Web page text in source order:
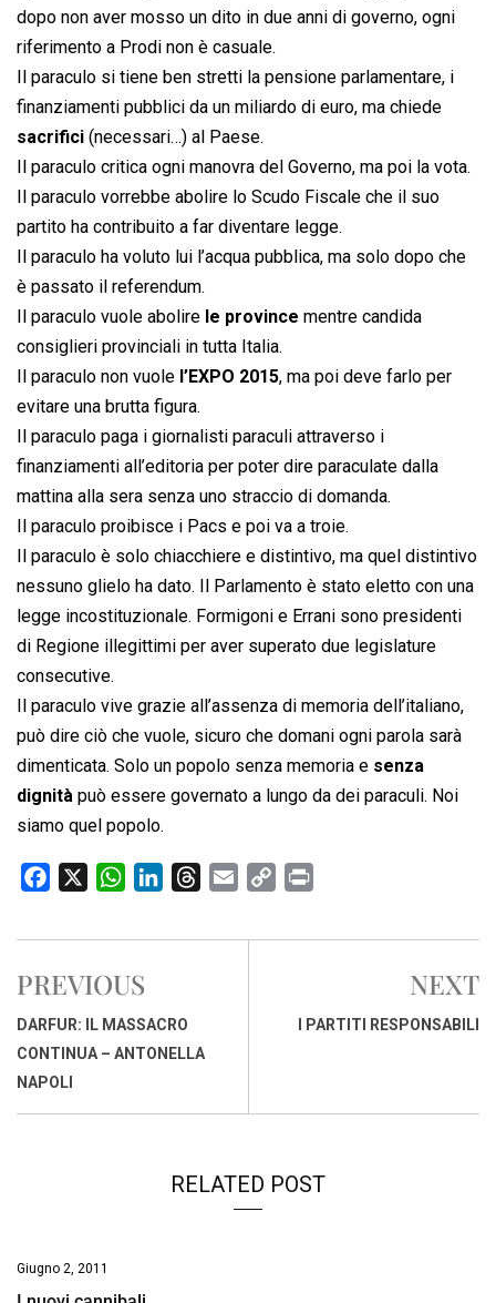
dopo non aver mosso un dito in due anni di governo, ogni
riferimento a Prodi non è casuale.
Il paraculo si tiene ben stretti la pensione parlamentare, i
finanziamenti pubblici da un miliardo di euro, ma chiede
sacrifici (necessari…) al Paese.
Il paraculo critica ogni manovra del Governo, ma poi la vota.
Il paraculo vorrebbe abolire lo Scudo Fiscale che il suo
partito ha contribuito a far diventare legge.
Il paraculo ha voluto lui l’acqua pubblica, ma solo dopo che
è passato il referendum.
Il paraculo vuole abolire le province mentre candida
consiglieri provinciali in tutta Italia.
Il paraculo non vuole l’EXPO 2015, ma poi deve farlo per
evitare una brutta figura.
Il paraculo paga i giornalisti paraculi attraverso i
finanziamenti all’editoria per poter dire paraculate dalla
mattina alla sera senza uno straccio di domanda.
Il paraculo proibisce i Pacs e poi va a troie.
Il paraculo è solo chiacchiere e distintivo, ma quel distintivo
nessuno glielo ha dato. Il Parlamento è stato eletto con una
legge incostituzionale. Formigoni e Errani sono presidenti
di Regione illegittimi per aver superato due legislature
consecutive.
Il paraculo vive grazie all’assenza di memoria dell’italiano,
può dire ciò che vuole, sicuro che domani ogni parola sarà
dimenticata. Solo un popolo senza memoria e senza
dignità può essere governato a lungo da dei paraculi. Noi
siamo quel popolo.
c
b
o
o
k
W
a
s
A
p
n
d
I
r
s
a
p
i
PREVIOUS
DARFUR: IL MASSACRO
CONTINUA – ANTONELLA
NAPOLI
NEXT
I PARTITI RESPONSABILI
RELATED POST
Giugno 2, 2011